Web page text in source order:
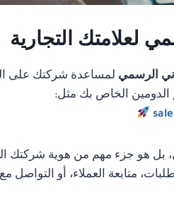
لعلامتك التجارية
الرسمي لمساعدة شركتك على
الدومين الخاص بك مثل:
بل هو جزء مهم من هوية شركتك
متابعة العملاء، أو التواصل